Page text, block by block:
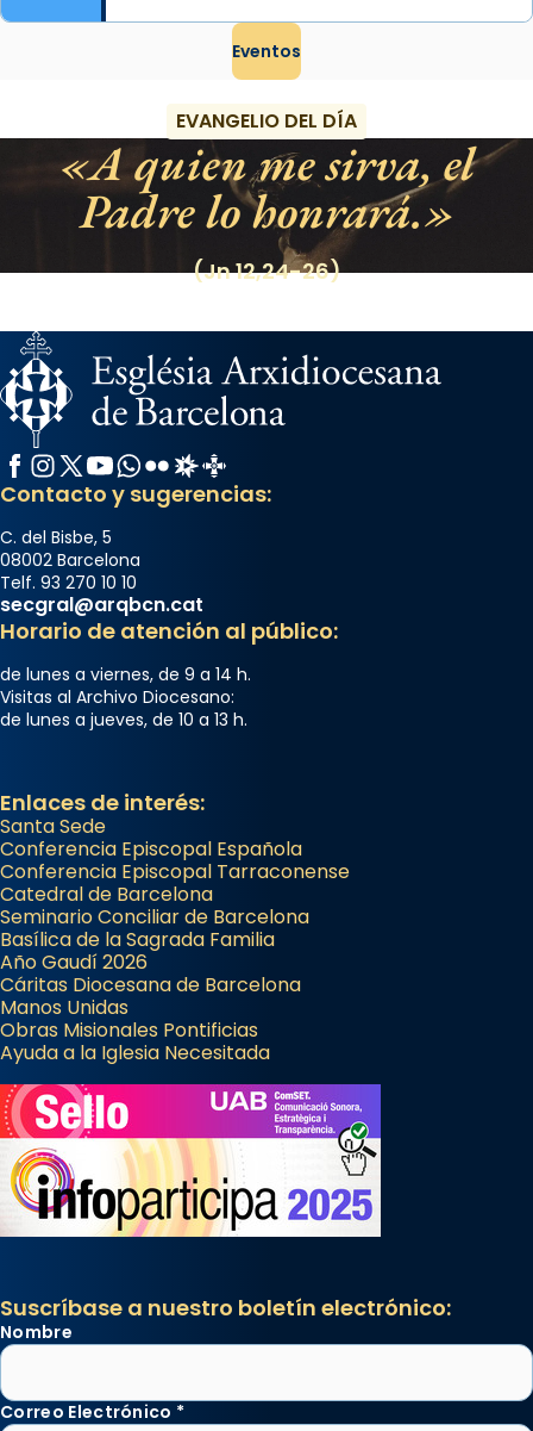
Eventos
EVANGELIO DEL DÍA
A quien me sirva, el
Padre lo honrará.
(Jn 12,24-26)
Facebook
Instagram
X / Twitter
YouTube
WhatsApp
FlickrRadio Estel
Catalunya Cristiana
Contacto y sugerencias:
C. del Bisbe, 5
08002 Barcelona
Telf. 93 270 10 10
secgral@arqbcn.cat
Horario de atención al público:
de lunes a viernes, de 9 a 14 h.
Visitas al Archivo Diocesano:
de lunes a jueves, de 10 a 13 h.
Enlaces de interés:
Santa Sede
Conferencia Episcopal Española
Conferencia Episcopal Tarraconense
Catedral de Barcelona
Seminario Conciliar de Barcelona
Basílica de la Sagrada Familia
Año Gaudí 2026
Cáritas Diocesana de Barcelona
Manos Unidas
Obras Misionales Pontificias
Ayuda a la Iglesia Necesitada
Suscríbase a nuestro boletín electrónico:
Nombre
Correo Electrónico *